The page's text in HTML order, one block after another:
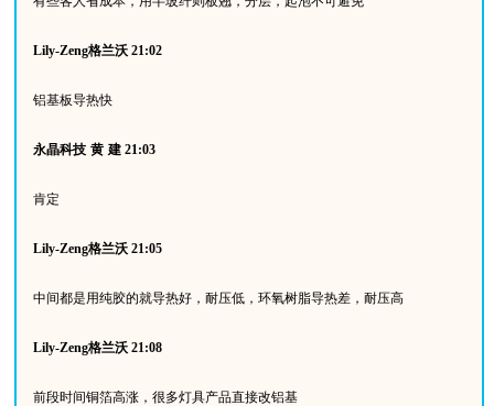
Lily-Zeng格兰沃 21:02
铝基板导热快
永晶科技 黄 建 21:03
肯定
Lily-Zeng格兰沃 21:05
中间都是用纯胶的就导热好，耐压低，环氧树脂导热差，耐压高
Lily-Zeng格兰沃 21:08
前段时间铜箔高涨，很多灯具产品直接改铝基